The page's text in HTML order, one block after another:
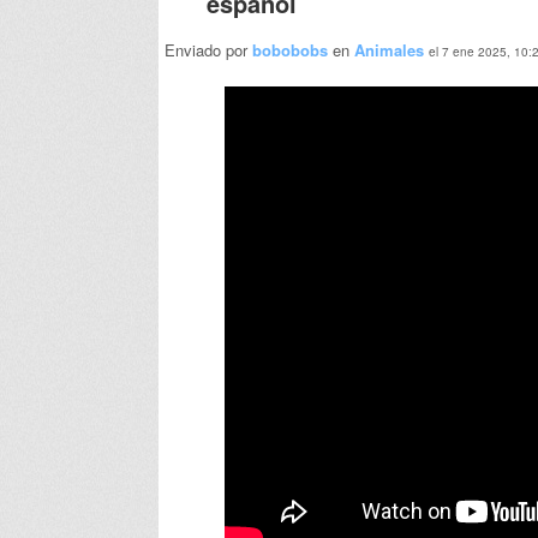
Enviado porbobobobs en Animales el 7 ene 2025,